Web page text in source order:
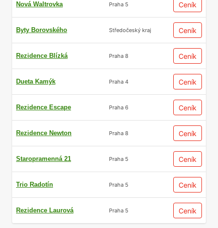
Nová Waltrovka Praha 5 Ceník
Byty Borovského Středočeský kraj Ceník
Rezidence Blízká Praha 8 Ceník
Dueta Kamýk Praha 4 Ceník
Rezidence Escape Praha 6 Ceník
Rezidence Newton Praha 8 Ceník
Staropramenná 21 Praha 5 Ceník
Trio Radotín Praha 5 Ceník
Rezidence Laurová Praha 5 Ceník